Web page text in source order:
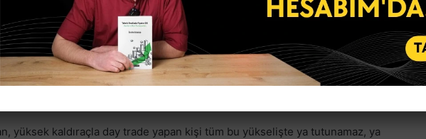
kaç kişi var dediğimizde, elimizde çok fazla sonuç çıkmaz.
bakın, neredeyse tüm grafiklerin son 1-2 ayı böyle.
” amacıyla kağıtları alan yatırımcılar yararlanır, ya da trend takipçiliğini – swing
Gann fark etmez)
yüksek kaldıraçla day trade yapan kişi tüm bu yükselişte ya tutunamaz, ya